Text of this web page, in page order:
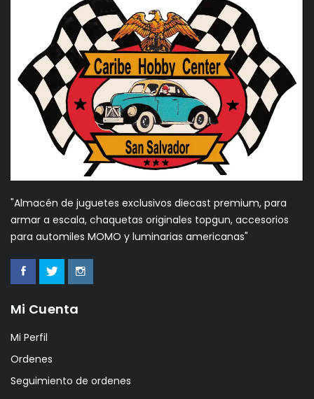
"Almacén de juguetes exclusivos diecast premium, para
armar a escala, chaquetas originales topgun, accesorios
para automiles MOMO y luminarias americanas"
Mi Cuenta
Mi Perfil
Ordenes
Seguimiento de ordenes